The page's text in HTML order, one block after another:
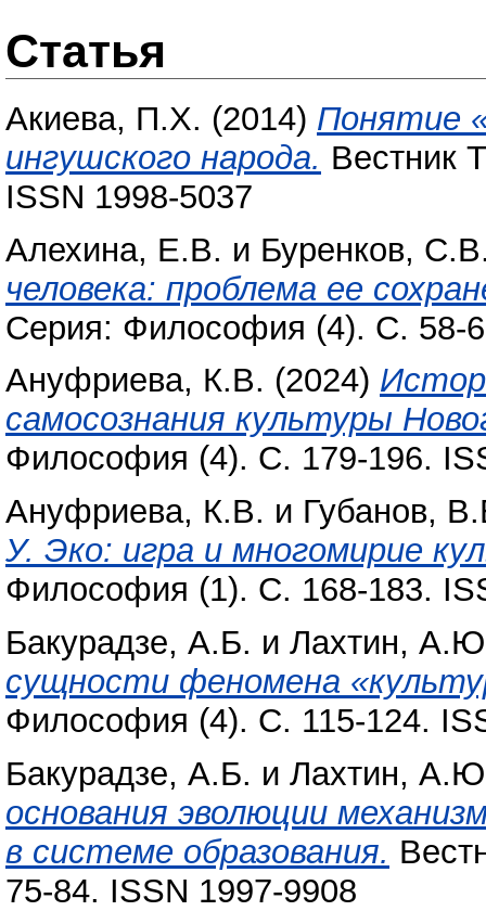
Статья
Акиева, П.Х. (2014) Понятие
ингушского народа. Вестник
ISSN 1998-5037
Алехина, Е.В. и Буренков,
человека: проблема ее
Серия: Философия (4). С. 58-
Ануфриева, К.В. (2024)
самосознания культуры
Философия (4). С. 179-196.
Ануфриева, К.В. и Губанов,
У. Эко: игра и многомирие
Философия (1). С. 168-183.
Бакурадзе, А.Б. и Лахтин,
сущности феномена
Философия (4). С. 115-124.
Бакурадзе, А.Б. и Лахтин,
основания эволюции
в системе образования.
75-84. ISSN 1997-9908